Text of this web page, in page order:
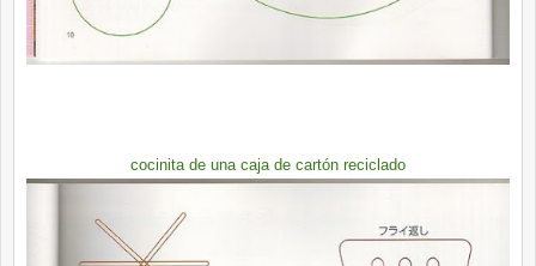
cocinita de una caja de cartón reciclado